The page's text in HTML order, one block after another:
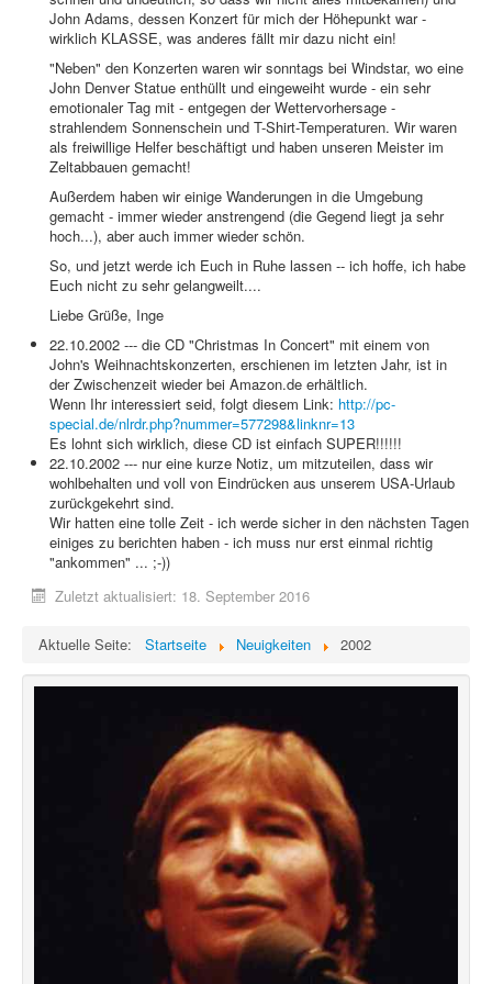
John Adams, dessen Konzert für mich der Höhepunkt war -
wirklich KLASSE, was anderes fällt mir dazu nicht ein!
"Neben" den Konzerten waren wir sonntags bei Windstar, wo eine
John Denver Statue enthüllt und eingeweiht wurde - ein sehr
emotionaler Tag mit - entgegen der Wettervorhersage -
strahlendem Sonnenschein und T-Shirt-Temperaturen. Wir waren
als freiwillige Helfer beschäftigt und haben unseren Meister im
Zeltabbauen gemacht!
Außerdem haben wir einige Wanderungen in die Umgebung
gemacht - immer wieder anstrengend (die Gegend liegt ja sehr
hoch...), aber auch immer wieder schön.
So, und jetzt werde ich Euch in Ruhe lassen -- ich hoffe, ich habe
Euch nicht zu sehr gelangweilt....
Liebe Grüße, Inge
22.10.2002 --- die CD "Christmas In Concert" mit einem von
John's Weihnachtskonzerten, erschienen im letzten Jahr, ist in
der Zwischenzeit wieder bei Amazon.de erhältlich.
Wenn Ihr interessiert seid, folgt diesem Link: http://pc-
special.de/nlrdr.php?nummer=577298&linknr=13
Es lohnt sich wirklich, diese CD ist einfach SUPER!!!!!!
22.10.2002 --- nur eine kurze Notiz, um mitzuteilen, dass wir
wohlbehalten und voll von Eindrücken aus unserem USA-Urlaub
zurückgekehrt sind.
Wir hatten eine tolle Zeit - ich werde sicher in den nächsten Tagen
einiges zu berichten haben - ich muss nur erst einmal richtig
"ankommen" ... ;-))
Zuletzt aktualisiert: 18. September 2016
Aktuelle Seite: Startseite Neuigkeiten 2002